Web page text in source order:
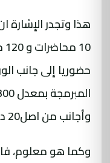
حضوريا إلى جانب
وأجانب من اصل20 دولة.
وكما هو معلوم،